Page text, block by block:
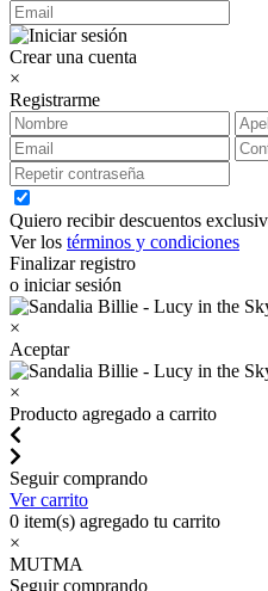
Crear una cuenta
×
Registrarme
Quiero recibir descuentos
Ver los términos y condiciones
Finalizar registro
o iniciar sesión
×
Aceptar
×
Producto agregado a carrito
Seguir comprando
Ver carrito
0 item(s) agregado tu carrito
×
MUTMA
Seguir comprando